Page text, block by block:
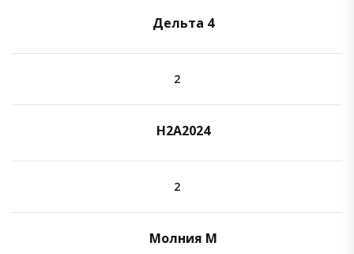
Дельта 4
2
H2A2024
2
Молния М